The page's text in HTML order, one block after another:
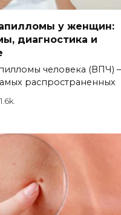
у женщин:
диагностика и
человека (ВПЧ)
распространенных
1.6k.